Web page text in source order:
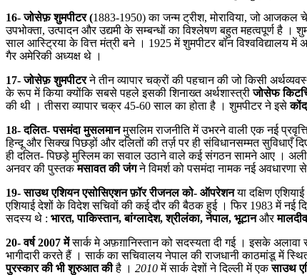
16- जोसेफ़ शुमपीटर (1883-1950) का जन्म ट्रीश, मोराविया, जो आजकल
उपभोक्ता, उत्पादन और उद्यमी के सम्बन्धों का विश्लेषण बहुत महत्वपूर्ण है ।
साल आस्ट्रिया के वित्त मंत्री बने । 1925 में शुमपीटर बॉन विश्वविद्यालय
गैर अमेरिकी अध्यक्ष थे ।
17- जोसेफ़ शुमपीटरने तीन व्यापार चक्रों की पहचान की जो किसी
के रूप में किया क्योंकि सबसे पहले इसकी शिनाख्त अर्थशास्त्रीजोसेफ
की थी । तीसरा व्यापार चक्र 45-60 साल का होता है । शुमपीटर ने इसे
18- दलित- पसमंदा मुसलमानमुसलिम राजनीति में उभरने वाली एक नई
हिन्दू और सिक्ख पिछड़ों और दलितों की तर्ज़ पर ही संविधानसम्मत सुविधाएँ
ही दलित- पिछड़े मुस्लिम का सवाल उठाने वाले कई संगठन सामने आए ।
अनवर की पुस्तकमसावत की जंगने विमर्श को पसमंदा नामक नई अवधारणा
19- साउथ एशियन एसोसिएशन फ़ॉर रीजनल को- ऑपरेशनया दक्षिण
एशियाई देशों के विदेश सचिवों की कई दौर की बैठक हुई । फिर 1983 में
सदस्य थे : भारत, पाकिस्तान, बांग्लादेश, श्रीलंका, नेपाल, भूटानऔर
20- वर्ष 2007 मेंसार्क मे अफ़ग़ानिस्तान को सदस्यता दी गई । इसके अलावा
भागीदारी करते हैं । सार्क का सचिवालय नेपाल की राजधानी काठमांडू में
पुरस्कार की भी शुरुआत की है । 2010में सार्क देशों ने दिल्ली में एक साउथ